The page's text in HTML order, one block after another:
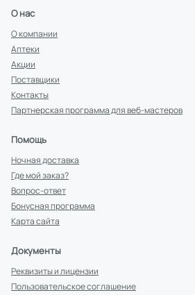
О нас
О компании
Аптеки
Акции
Поставщики
Контакты
Партнерская программа для веб-мастеров
Помощь
Ночная доставка
Где мой заказ?
Вопрос-ответ
Бонусная программа
Карта сайта
Документы
Реквизиты и лицензии
Пользовательское соглашение